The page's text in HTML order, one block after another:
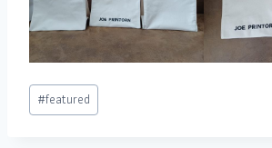
#featured